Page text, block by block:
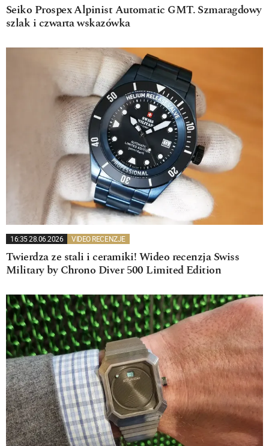
Seiko Prospex Alpinist Automatic GMT. Szmaragdowy
szlak i czwarta wskazówka
16:35 28.06.2026 VIDEO RECENZJE
Twierdza ze stali i ceramiki! Wideo recenzja Swiss
Military by Chrono Diver 500 Limited Edition